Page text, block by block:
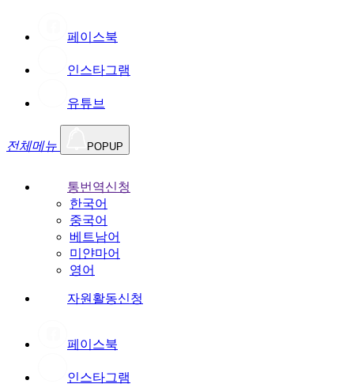
페이스북
인스타그램
유튜브
전체메뉴 POPUP
통번역신청
한국어
중국어
베트남어
미얀마어
영어
자원활동신청
페이스북
인스타그램